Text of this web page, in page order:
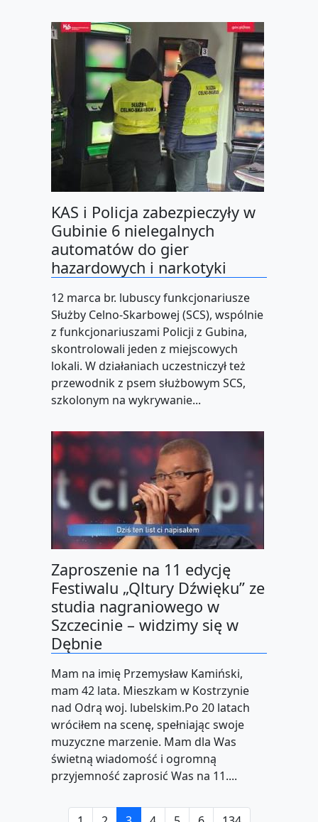
KAS i Policja zabezpieczyły w
Gubinie 6 nielegalnych
automatów do gier
hazardowych i narkotyki
12 marca br. lubuscy funkcjonariusze
Służby Celno-Skarbowej (SCS), wspólnie
z funkcjonariuszami Policji z Gubina,
skontrolowali jeden z miejscowych
lokali. W działaniach uczestniczył też
przewodnik z psem służbowym SCS,
szkolonym na wykrywanie...
Zaproszenie na 11 edycję
Festiwalu „Qltury Dźwięku” ze
studia nagraniowego w
Szczecinie – widzimy się w
Dębnie
Mam na imię Przemysław Kamiński,
mam 42 lata. Mieszkam w Kostrzynie
nad Odrą woj. lubelskim.Po 20 latach
wróciłem na scenę, spełniając swoje
muzyczne marzenie. Mam dla Was
świetną wiadomość i ogromną
przyjemność zaprosić Was na 11....